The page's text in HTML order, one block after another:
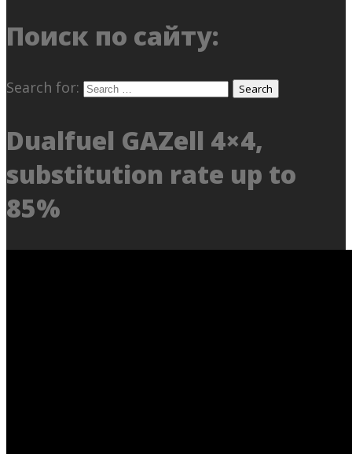
Поиск по сайту:
Search for:
Dualfuel GAZell 4×4,
substitution rate up to
85%